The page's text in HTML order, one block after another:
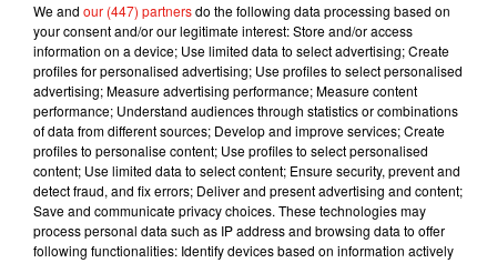
au monde pour présenter des projections lumineuses du
XIXe siècle accompagnées de contes visuels et animés.
Conteurs et comédiens vous plongent dans l’univers
féérique d’Alice au pays des merveilles et d’autres contes
enchanteurs, offrant une expérience immersive hors du
commun.
Pour ceux qui préfèrent le rire et la convivialité, l’ Hilarious
Labsest un incontournable. Inspiré de l’émission « Lol : qui
rit sort ! », ce concept original invite les participants à
We and our (447) partnersdo the following data processing based on
your consent and/or our legitimate interest: Store and/or access
information on a device; Use limited data to select advertising; Create
profiles for personalised advertising; Use profiles to select personalised
advertising; Measure advertising performance; Measure content
performance; Understand audiences through statistics or combinations
of data from different sources; Develop and improve services; Create
profiles to personalise content; Use profiles to select personalised
content; Use limited data to select content; Ensure security, prevent and
detect fraud, and fix errors; Deliver and present advertising and content;
Save and communicate privacy choices. These technologies may
process personal data such as IP address and browsing data to offer
following functionalities: Identify devices based on information actively